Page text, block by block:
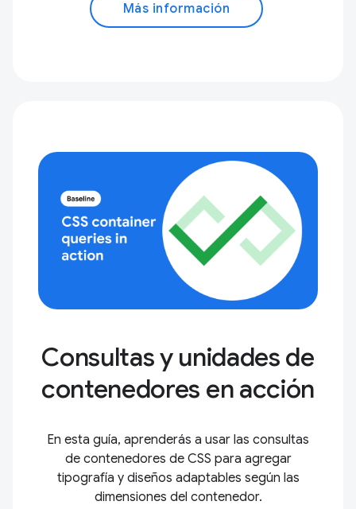
Más información
Consultas y unidades de
contenedores en acción
En esta guía, aprenderás a usar las consultas
de contenedores de CSS para agregar
tipografía y diseños adaptables según las
dimensiones del contenedor.